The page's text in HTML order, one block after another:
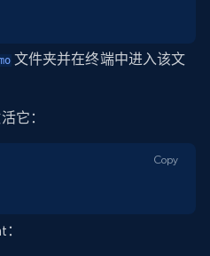
文件夹并在终端中进入该文
它：
Copy